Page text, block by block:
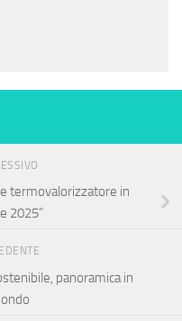
termovalorizzatore in
2025”
panoramica in